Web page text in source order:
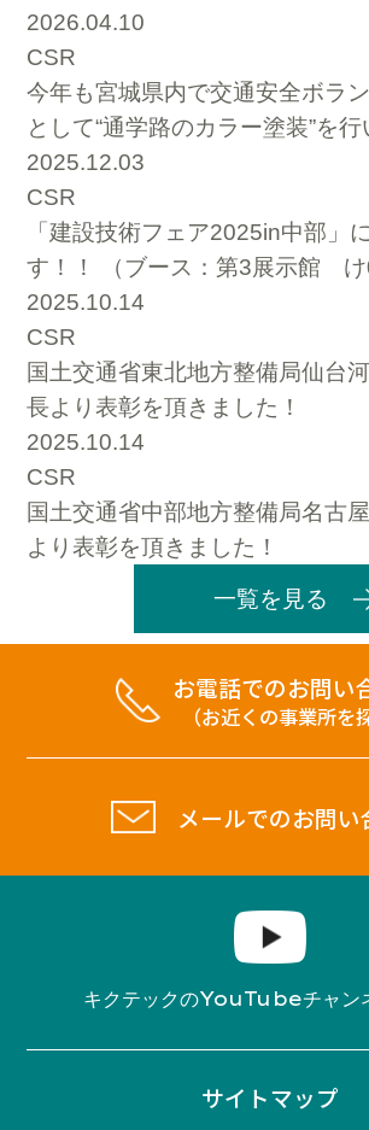
2026.04.10
CSR
今年も宮城県内で交通安全ボラ
として“通学路のカラー塗装”を行
2025.12.03
CSR
「建設技術フェア2025in中部」
す！！ （ブース：第3展示館 け
2025.10.14
CSR
国土交通省東北地方整備局仙台
長より表彰を頂きました！
2025.10.14
CSR
国土交通省中部地方整備局名古
より表彰を頂きました！
一覧を見る
お電話でのお問い
（お近くの事業所を
メールでのお問い
キクテックのYouTubeチャン
サイトマップ